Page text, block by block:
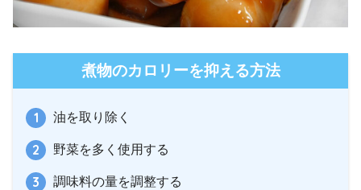
煮物のカロリーを抑える方法
油を取り除く
野菜を多く使用する
調味料の量を調整する